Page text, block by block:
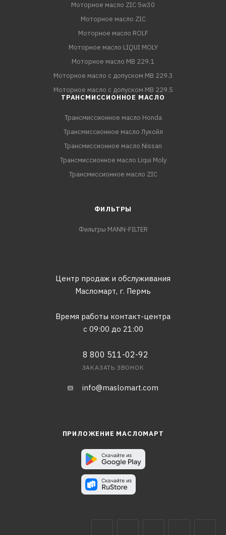
Моторное масло ZIC 5w30
Моторное масло ZIC
Моторное масло ROLF
Моторное масло LIQUI MOLY
Моторное масло MB 229.1
Моторное масло с допуском MB 229.3
Моторное масло с допуском MB 229.5
ТРАНСМИССИОННОЕ МАСЛО
Трансмиссионное масло Honda
Трансмиссионное масло Лукойл
Трансмиссионное масло Nissan
Трансмиссионное масло Liqui Moly
Трансмиссионное масло ZIC
ФИЛЬТРЫ
Фильтры MANN-FILTER
Центр продаж и обслуживания
Масломарт, г. Пермь
Время работы контакт-центра
с 09:00 до 21:00
8 800 511-02-92
ЗАКАЗАТЬ ЗВОНОК
info@maslomart.com
ПРИЛОЖЕНИЕ МАСЛОМАРТ